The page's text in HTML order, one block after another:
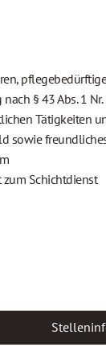
§ 43 Abs. 1
Tätigkeiten
sowie
Schichtdienst